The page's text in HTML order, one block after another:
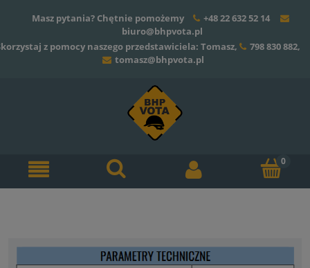
Masz pytania? Chętnie pomożemy
+48 22 632 52 14
biuro@bhpvota.pl
z pomocy naszego przedstawiciela: Tomasz,
798 830 882,
tomasz@bhpvota.pl